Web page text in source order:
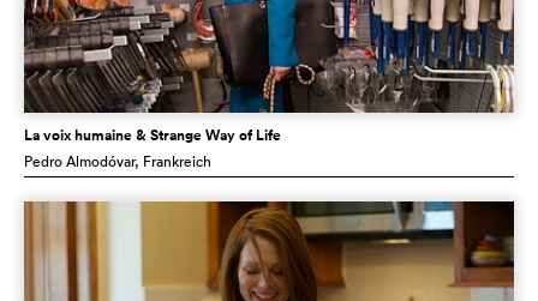
La voix humaine & Strange Way of Life
Pedro Almodóvar, Frankreich